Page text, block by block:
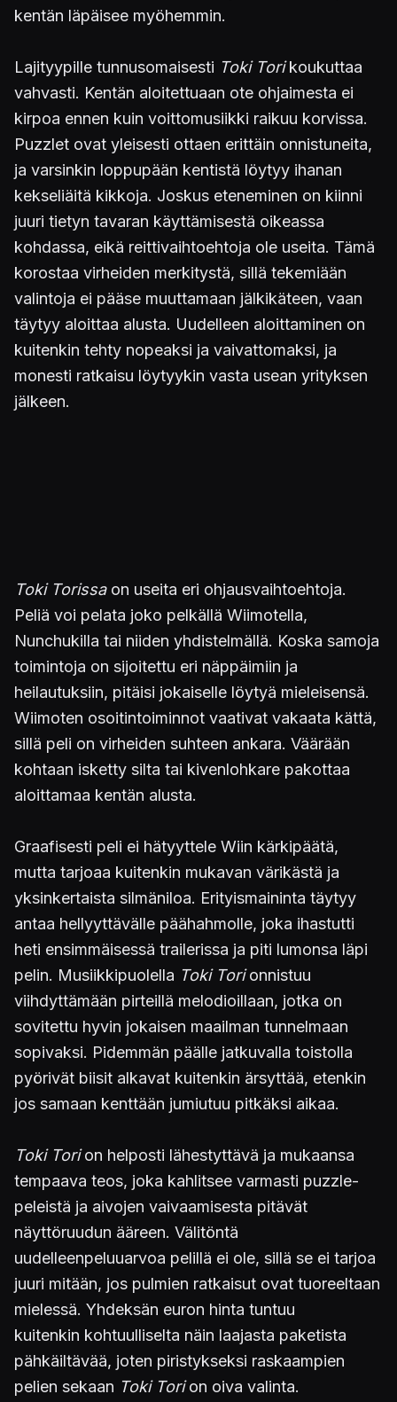
kentän läpäisee myöhemmin.
Lajityypille tunnusomaisesti Toki Torikoukuttaa
vahvasti. Kentän aloitettuaan ote ohjaimesta ei
kirpoa ennen kuin voittomusiikki raikuu korvissa.
Puzzlet ovat yleisesti ottaen erittäin onnistuneita,
ja varsinkin loppupään kentistä löytyy ihanan
kekseliäitä kikkoja. Joskus eteneminen on kiinni
juuri tietyn tavaran käyttämisestä oikeassa
kohdassa, eikä reittivaihtoehtoja ole useita. Tämä
korostaa virheiden merkitystä, sillä tekemiään
valintoja ei pääse muuttamaan jälkikäteen, vaan
täytyy aloittaa alusta. Uudelleen aloittaminen on
kuitenkin tehty nopeaksi ja vaivattomaksi, ja
monesti ratkaisu löytyykin vasta usean yrityksen
jälkeen.
Toki Torissaon useita eri ohjausvaihtoehtoja.
Peliä voi pelata joko pelkällä Wiimotella,
Nunchukilla tai niiden yhdistelmällä. Koska samoja
toimintoja on sijoitettu eri näppäimiin ja
heilautuksiin, pitäisi jokaiselle löytyä mieleisensä.
Wiimoten osoitintoiminnot vaativat vakaata kättä,
sillä peli on virheiden suhteen ankara. Väärään
kohtaan isketty silta tai kivenlohkare pakottaa
aloittamaa kentän alusta.
Graafisesti peli ei hätyyttele Wiin kärkipäätä,
mutta tarjoaa kuitenkin mukavan värikästä ja
yksinkertaista silmäniloa. Erityismaininta täytyy
antaa hellyyttävälle päähahmolle, joka ihastutti
heti ensimmäisessä trailerissa ja piti lumonsa läpi
pelin. Musiikkipuolella Toki Torionnistuu
viihdyttämään pirteillä melodioillaan, jotka on
sovitettu hyvin jokaisen maailman tunnelmaan
sopivaksi. Pidemmän päälle jatkuvalla toistolla
pyörivät biisit alkavat kuitenkin ärsyttää, etenkin
jos samaan kenttään jumiutuu pitkäksi aikaa.
Toki Torion helposti lähestyttävä ja mukaansa
tempaava teos, joka kahlitsee varmasti puzzle-
peleistä ja aivojen vaivaamisesta pitävät
näyttöruudun ääreen. Välitöntä
uudelleenpeluuarvoa pelillä ei ole, sillä se ei tarjoa
juuri mitään, jos pulmien ratkaisut ovat tuoreeltaan
mielessä. Yhdeksän euron hinta tuntuu
kuitenkin kohtuulliselta näin laajasta paketista
pähkäiltävää, joten piristykseksi raskaampien
pelien sekaan Toki Torion oiva valinta.